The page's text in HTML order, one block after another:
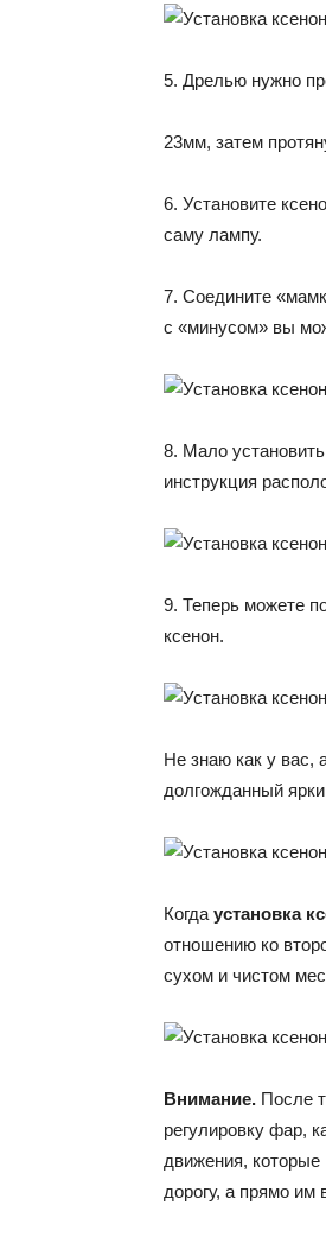
5. Дрелью нужно
23мм, затем
6. Установите
саму лампу.
7. Соедините
с «минусом» вы
8. Мало
инструкция
9. Теперь можете
ксенон.
Не знаю как у вас,
долгожданный
Когда установка
отношению ко
сухом и чистом
Внимание. После
регулировку фар,
движения,
дорогу, а прямо им